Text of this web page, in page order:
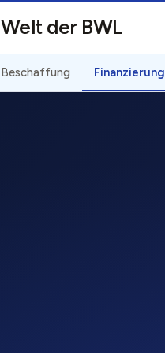
Welt der BWL
Beschaffung Finanzierung